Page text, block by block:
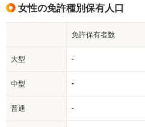
女性の免許種別保有人口
免許保有者数
大型 -
中型 -
普通 -